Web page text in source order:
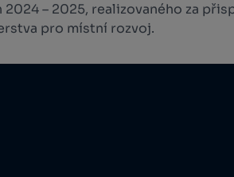
2024 – 2025, realizovaného za
pro místní rozvoj.